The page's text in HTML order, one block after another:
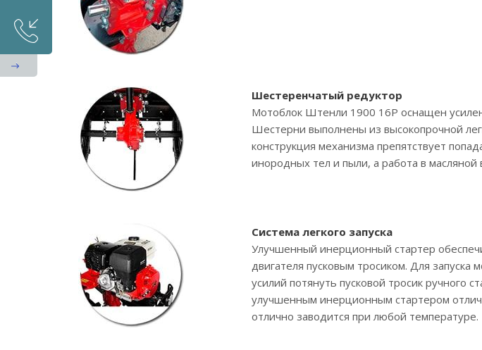
Шестеренчатый редуктор
Мотоблок Штенли 1900 16P оснащен
Шестерни выполнены из высокопрочной
конструкция механизма препятствует
инородных тел и пыли, а работа в
Система легкого запуска
Улучшенный инерционный стартер
двигателя пусковым тросиком. Для
усилий потянуть пусковой тросик ручного
улучшенным инерционным стартером
отлично заводится при любой температуре.